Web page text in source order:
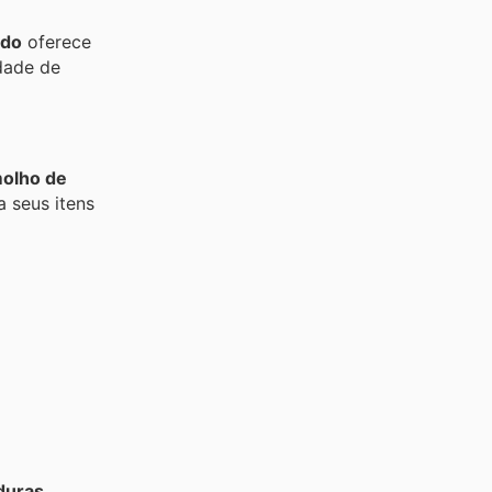
oferece
de
de
seus itens